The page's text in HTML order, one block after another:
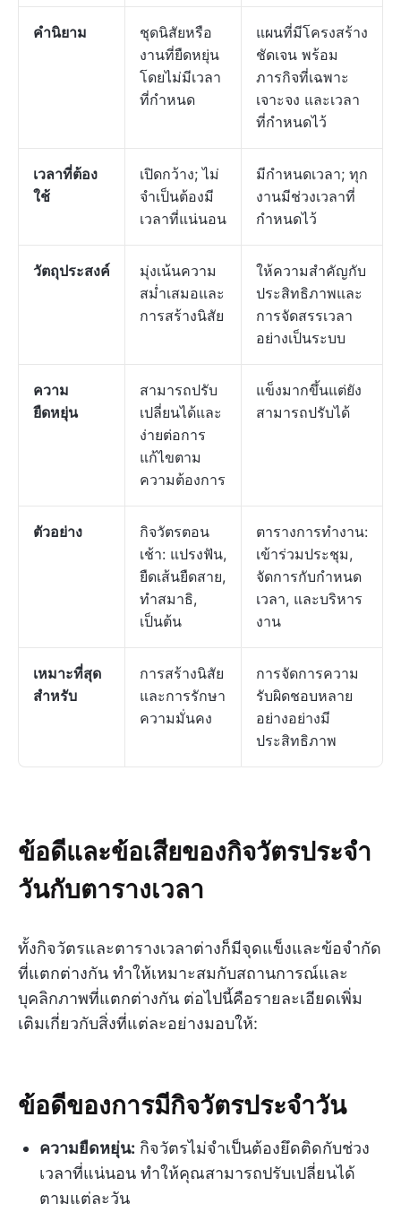
คำนิยาม
ชุดนิสัยหรือ
งานที่ยืดหยุ่น
โดยไม่มีเวลา
ที่กำหนด
แผนที่มีโครงสร้าง
ชัดเจน พร้อม
ภารกิจที่เฉพาะ
เจาะจง และเวลา
ที่กำหนดไว้
เวลาที่ต้อง
ใช้
เปิดกว้าง; ไม่
จำเป็นต้องมี
เวลาที่แน่นอน
มีกำหนดเวลา; ทุก
งานมีช่วงเวลาที่
กำหนดไว้
วัตถุประสงค์
มุ่งเน้นความ
สม่ำเสมอและ
การสร้างนิสัย
ให้ความสำคัญกับ
ประสิทธิภาพและ
การจัดสรรเวลา
อย่างเป็นระบบ
ความ
ยืดหยุ่น
สามารถปรับ
เปลี่ยนได้และ
ง่ายต่อการ
แก้ไขตาม
ความต้องการ
แข็งมากขึ้นแต่ยัง
สามารถปรับได้
ตัวอย่าง
กิจวัตรตอน
เช้า: แปรงฟัน,
ยืดเส้นยืดสาย,
ทำสมาธิ,
เป็นต้น
ตารางการทำงาน:
เข้าร่วมประชุม,
จัดการกับกำหนด
เวลา, และบริหาร
งาน
เหมาะที่สุด
สำหรับ
การสร้างนิสัย
และการรักษา
ความมั่นคง
การจัดการความ
รับผิดชอบหลาย
อย่างอย่างมี
ประสิทธิภาพ
ข้อดีและข้อเสียของกิจวัตรประจำ
วันกับตารางเวลา
ทั้งกิจวัตรและตารางเวลาต่างก็มีจุดแข็งและข้อจำกัด
ที่แตกต่างกัน ทำให้เหมาะสมกับสถานการณ์และ
บุคลิกภาพที่แตกต่างกัน ต่อไปนี้คือรายละเอียดเพิ่ม
เติมเกี่ยวกับสิ่งที่แต่ละอย่างมอบให้:
ข้อดีของการมีกิจวัตรประจำวัน
ความยืดหยุ่น: กิจวัตรไม่จำเป็นต้องยึดติดกับช่วง
เวลาที่แน่นอน ทำให้คุณสามารถปรับเปลี่ยนได้
ตามแต่ละวัน